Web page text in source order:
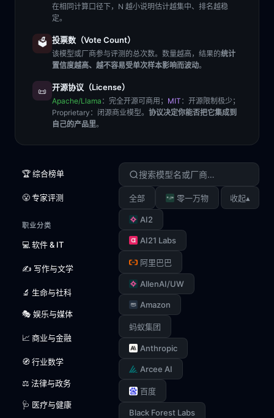
在相同计算口径下，N 越小说明估计越集中、排名越稳
定。
🗳️ 投票数（Vote Count）
该模型或厂商参与评测的总次数。数量越高，结果的统计
置信度越高、越不容易受单次样本影响而波动。
📜 开源协议（License）
Apache/Llama ：完全开源可商用； MIT ：开源限制极少；
Proprietary ：闭源商业模型。 协议决定你能否把它集成到
自己的产品里。
🏆 综合榜单
😤 专家评测
职业分类
💻 软件 & IT
✍️ 写作与文学
🔬 生命与社科
🎭 娱乐与媒体
📈 商业与金融
🧭 行业数学
⚖️ 法律与政务
🩺 医疗与健康
全部 零一万物
AI2
AI21 Labs
阿里巴巴
AllenAI/UW
Amazon
蚂蚁集团
Anthropic
Arcee AI
百度
Black Forest Labs
收起▴